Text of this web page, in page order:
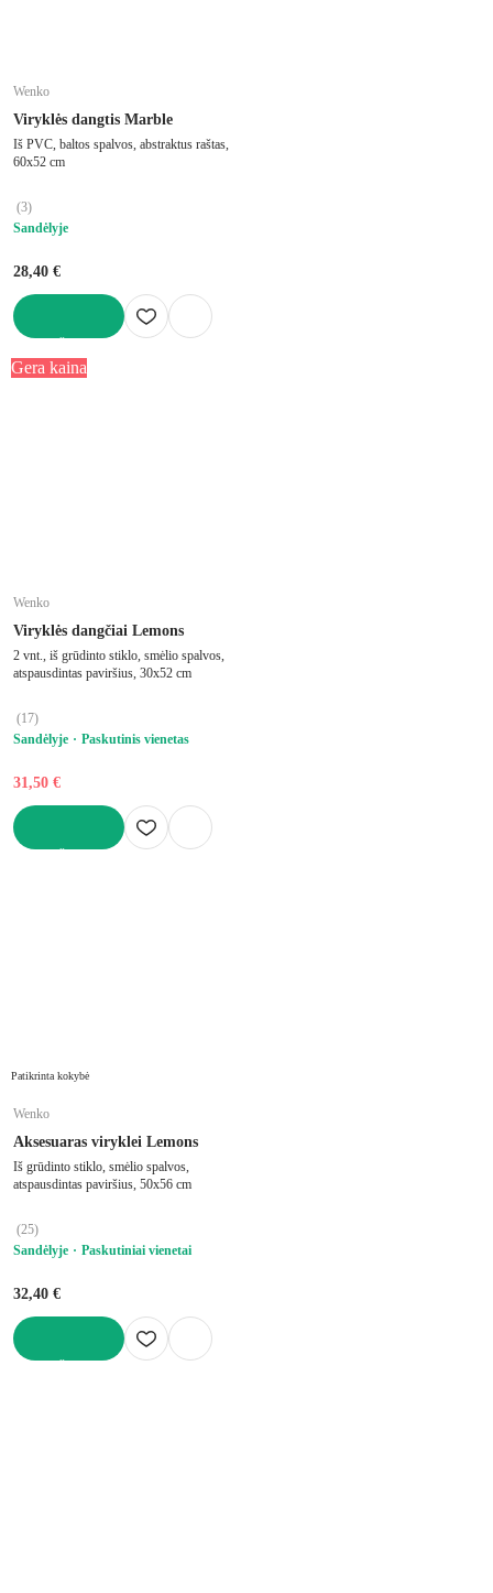
Wenko
Viryklės dangtis Marble
Iš PVC, baltos spalvos, abstraktus raštas,
60x52 cm
(3)
Sandėlyje
28,40 €
Gera kaina
Wenko
Viryklės dangčiai Lemons
2 vnt., iš grūdinto stiklo, smėlio spalvos,
atspausdintas paviršius, 30x52 cm
(17)
Sandėlyje
Paskutinis vienetas
31,50 €
Patikrinta kokybė
Wenko
Aksesuaras viryklei Lemons
Iš grūdinto stiklo, smėlio spalvos,
atspausdintas paviršius, 50x56 cm
(25)
Sandėlyje
Paskutiniai vienetai
32,40 €